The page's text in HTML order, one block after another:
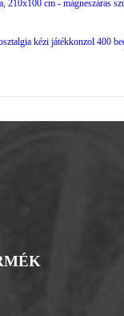
210x100 cm - mágneszáras
kézi játékkonzol 400